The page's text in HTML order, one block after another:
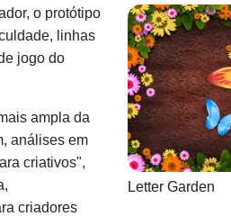
o protótipo
linhas
jogo do
ampla da
análises em
criativos",
criadores
Letter Garden